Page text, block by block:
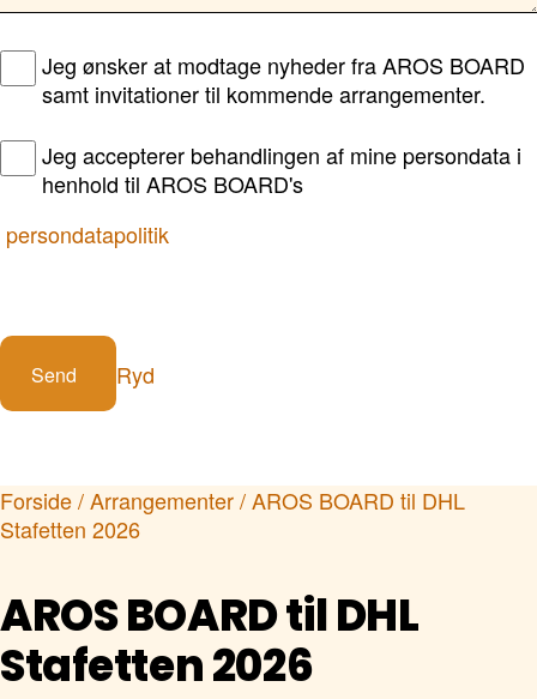
Jeg ønsker at modtage nyheder fra AROS BOARD
samt invitationer til kommende arrangementer.
Jeg accepterer behandlingen af mine persondata i
henhold til AROS BOARD's
persondatapolitik
Ryd
Forside/Arrangementer/ AROS BOARD til DHL
Stafetten 2026
AROS BOARD til DHL
Stafetten 2026